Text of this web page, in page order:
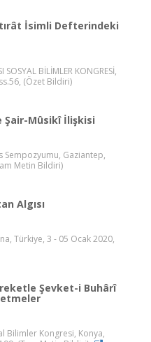
İsimli Defterindeki
SOSYAL BİLİMLER KONGRESİ,
(Özet Bildiri)
Şair-Mûsikî İlişkisi
Sempozyumu, Gaziantep,
Metin Bildiri)
Algısı
Türkiye, 3 - 05 Ocak 2020,
Şevket-i Buhârî
Bilimler Kongresi, Konya,